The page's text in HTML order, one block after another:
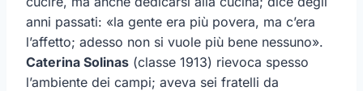
anni passati: «la gente era più povera, ma c’era
l’affetto; adesso non si vuole più bene nessuno».
Caterina Solinas (classe 1913) rievoca spesso
l’ambiente dei campi; aveva sei fratelli da